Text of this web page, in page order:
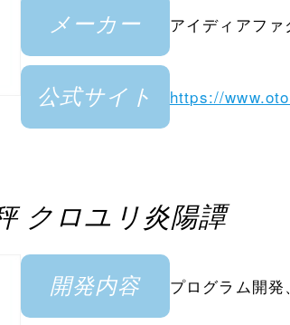
メーカー アイディアフ
公式サイト https://
クロユリ炎陽譚
開発内容 プログラム開